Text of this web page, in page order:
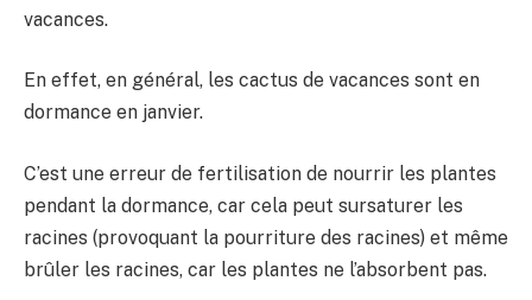
vacances.
En effet, en général, les cactus de vacances sont en
dormance en janvier.
C’est une erreur de fertilisation de nourrir les plantes
pendant la dormance, car cela peut sursaturer les
racines (provoquant la pourriture des racines) et même
brûler les racines, car les plantes ne l’absorbent pas.